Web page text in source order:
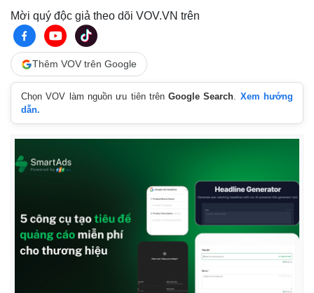
Mời quý độc giả theo dõi VOV.VN trên
Thêm VOV trên Google
Chọn VOV làm nguồn ưu tiên trênGoogle Search. Xem hướng
dẫn.